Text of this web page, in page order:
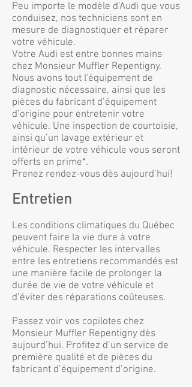
Peu importe le modèle d’Audi que vous
conduisez, nos techniciens sont en
mesure de diagnostiquer et réparer
votre véhicule.
Votre Audi est entre bonnes mains
chez Monsieur Muffler Repentigny.
Nous avons tout l'équipement de
diagnostic nécessaire, ainsi que les
pièces du fabricant d’équipement
d’origine pour entretenir votre
véhicule. Une inspection de courtoisie,
ainsi qu’un lavage extérieur et
intérieur de votre véhicule vous seront
offerts en prime*.
Prenez rendez-vous dès aujourd’hui!
Entretien
Les conditions climatiques du Québec
peuvent faire la vie dure à votre
véhicule. Respecter les intervalles
entre les entretiens recommandés est
une manière facile de prolonger la
durée de vie de votre véhicule et
d’éviter des réparations coûteuses.
Passez voir vos copilotes chez
Monsieur Muffler Repentigny dès
aujourd’hui. Profitez d’un service de
première qualité et de pièces du
fabricant d’équipement d’origine.